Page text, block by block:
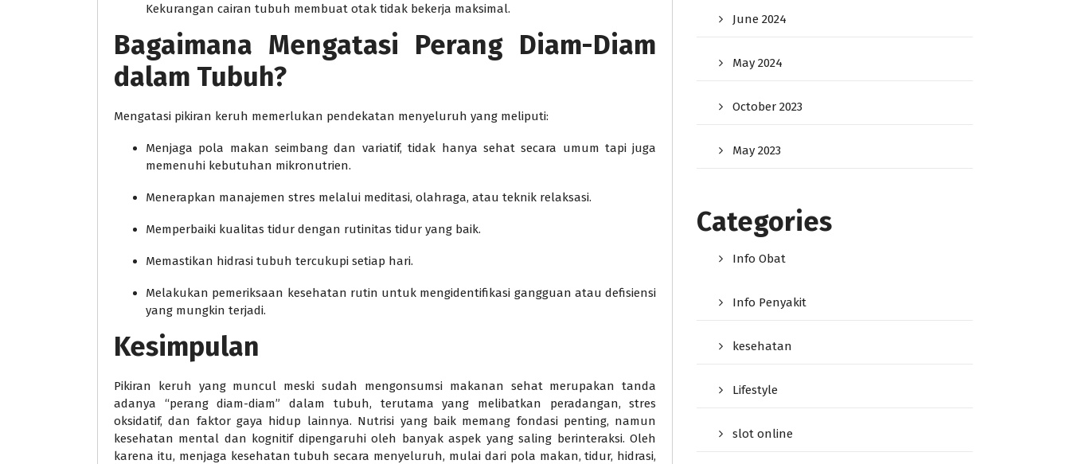
Kekurangan cairan tubuh membuat otak tidak bekerja maksimal.
Bagaimana Mengatasi Perang Diam-Diam
dalam Tubuh?
Mengatasi pikiran keruh memerlukan pendekatan menyeluruh yang meliputi:
Menjaga pola makan seimbang dan variatif, tidak hanya sehat secara umum tapi juga
memenuhi kebutuhan mikronutrien.
Menerapkan manajemen stres melalui meditasi, olahraga, atau teknik relaksasi.
Memperbaiki kualitas tidur dengan rutinitas tidur yang baik.
Memastikan hidrasi tubuh tercukupi setiap hari.
Melakukan pemeriksaan kesehatan rutin untuk mengidentifikasi gangguan atau defisiensi
yang mungkin terjadi.
Kesimpulan
Pikiran keruh yang muncul meski sudah mengonsumsi makanan sehat merupakan tanda
adanya “perang diam-diam” dalam tubuh, terutama yang melibatkan peradangan, stres
oksidatif, dan faktor gaya hidup lainnya. Nutrisi yang baik memang fondasi penting, namun
kesehatan mental dan kognitif dipengaruhi oleh banyak aspek yang saling berinteraksi. Oleh
karena itu, menjaga kesehatan tubuh secara menyeluruh, mulai dari pola makan, tidur, hidrasi,
June 2024
May 2024
October 2023
May 2023
Categories
Info Obat
Info Penyakit
kesehatan
Lifestyle
slot online